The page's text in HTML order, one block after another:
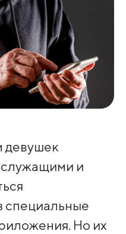
девушек
и
специальные
Но их